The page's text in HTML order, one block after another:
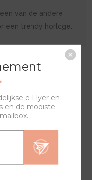
van de andere
een trendy horloge.
e-Flyer en
en de mooiste